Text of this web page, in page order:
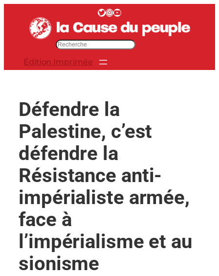
contenu
Twitter InstagramYouTube
e
r
Édition Imprimée
Défendre la
Palestine, c’est
défendre la
Résistance anti-
impérialiste armée,
face à
l’impérialisme et au
sionisme